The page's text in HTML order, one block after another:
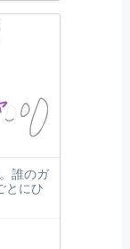
誰のガ
とにひ